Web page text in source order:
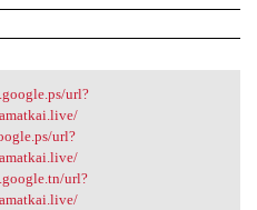
url?q
url?
url?
url?